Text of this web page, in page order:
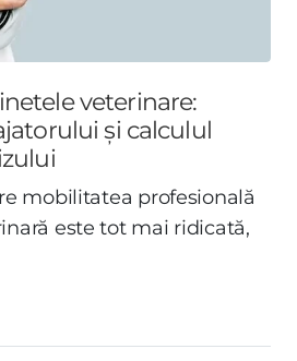
veterinare:
și calculul
mobilitatea profesională
este tot mai ridicată,